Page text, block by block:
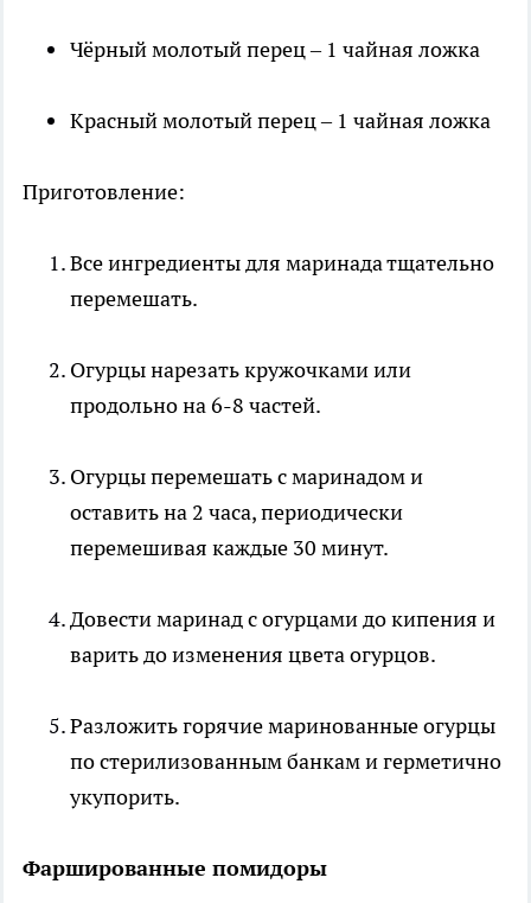
Чёрный молотый перец – 1 чайная ложка
Красный молотый перец – 1 чайная ложка
Приготовление:
Все ингредиенты для маринада тщательно
перемешать.
Огурцы нарезать кружочками или
продольно на 6-8 частей.
Огурцы перемешать с маринадом и
оставить на 2 часа, периодически
перемешивая каждые 30 минут.
Довести маринад с огурцами до кипения и
варить до изменения цвета огурцов.
Разложить горячие маринованные огурцы
по стерилизованным банкам и герметично
укупорить.
Фаршированные помидоры